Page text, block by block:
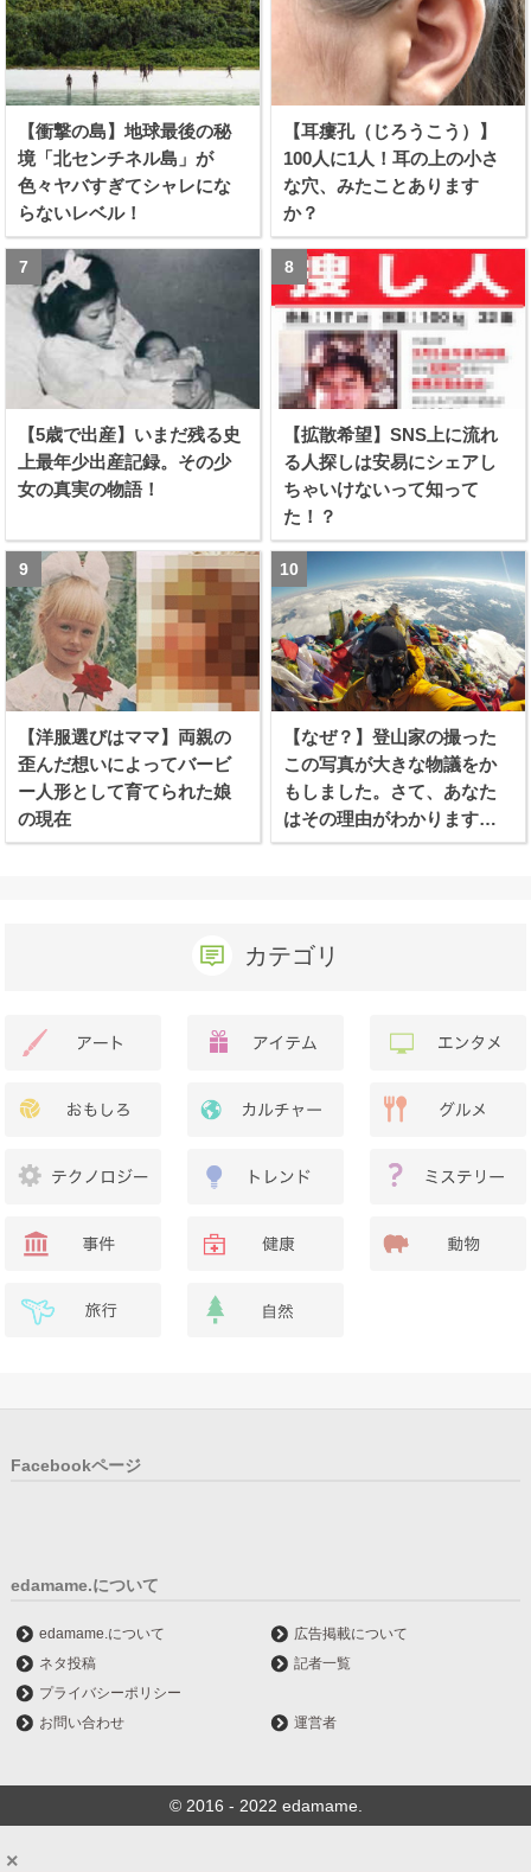
【衝撃の島】地球最後の秘
境「北センチネル島」が
色々ヤバすぎてシャレにな
らないレベル！
【耳瘻孔（じろうこう）】
100人に1人！耳の上の小さ
な穴、みたことあります
か？
【5歳で出産】いまだ残る史
上最年少出産記録。その少
女の真実の物語！
【拡散希望】SNS上に流れ
る人探しは安易にシェアし
ちゃいけないって知って
た！？
【洋服選びはママ】両親の
歪んだ想いによってバービ
ー人形として育てられた娘
の現在
【なぜ？】登山家の撮った
この写真が大きな物議をか
もしました。さて、あなた
はその理由がわかります
か？
カテゴリ
Facebookページ
edamame.について
edamame.について
広告掲載について
ネタ投稿
記者一覧
プライバシーポリシー
お問い合わせ
運営者
© 2016 - 2022 edamame.
×